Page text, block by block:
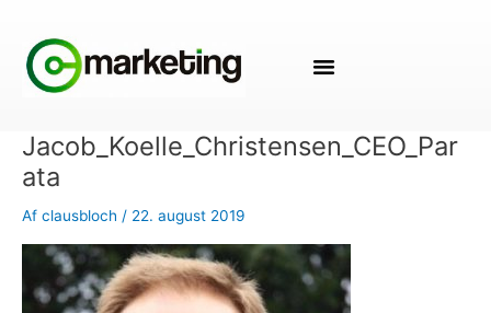
indholdet
Jacob_Koelle_Christensen_CEO_Par
ata
Af clausbloch / 22. august 2019